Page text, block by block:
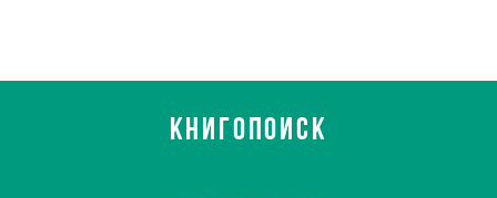
КНИГОПОИСК